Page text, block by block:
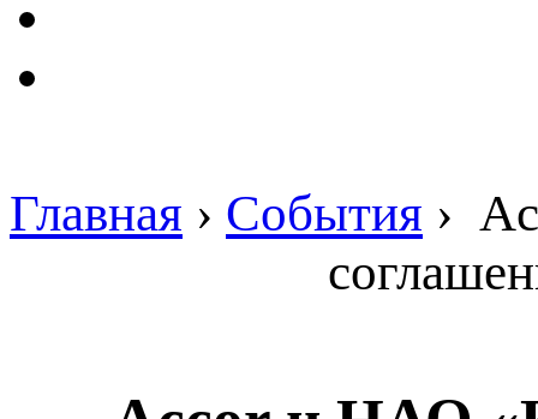
Главная › События ›